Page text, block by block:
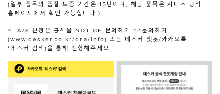
(일부 품목의 품질 보증 기간은 15년이며, 해당 품목은 시디즈 공식
홈페이지에서 확인 가능합니다.)
4. A/S 신청은 공식몰 NOTICE-문의하기-1:1문의하기
(www.desker.co.kr/qna/info) 또는 데스커 챗봇(카카오톡
‘데스커’검색)을 통해 진행해주세요